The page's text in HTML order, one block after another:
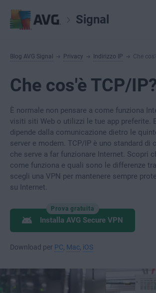
Signal
Blog AVG Signal Privacy Indirizzo IP Che
Che cos'è TCP/
È normale non pensare a come funziona
visiti siti Web o utilizzi le tue app preferite.
dipende dalla comunicazione dietro le
server e modem. TCP/IP è uno standard di
che serve a far funzionare Internet. Scopri
come funziona e quali sono le differenze tra
scegli una VPN per mantenere sempre
su Internet.
Prova gratuita
Installa AVG Secure VPN
Download per PC Mac iOS